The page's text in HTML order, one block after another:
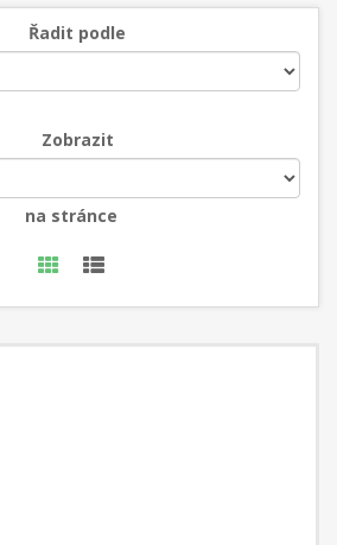
Řadit podle
Zobrazit
na stránce